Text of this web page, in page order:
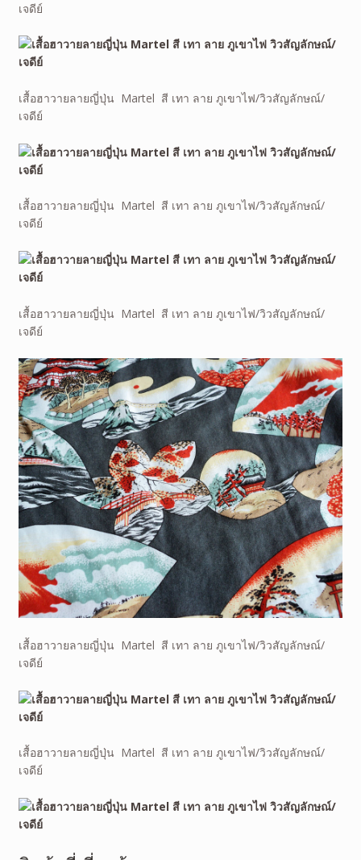
เจดีย์
เสื้อฮาวายลายญี่ปุ่น Martel สี เทา ลาย ภูเขาไฟ/วิวสัญลักษณ์/
เจดีย์
เสื้อฮาวายลายญี่ปุ่น Martel สี เทา ลาย ภูเขาไฟ/วิวสัญลักษณ์/
เจดีย์
เสื้อฮาวายลายญี่ปุ่น Martel สี เทา ลาย ภูเขาไฟ/วิวสัญลักษณ์/
เจดีย์
เสื้อฮาวายลายญี่ปุ่น Martel สี เทา ลาย ภูเขาไฟ/วิวสัญลักษณ์/
เจดีย์
เสื้อฮาวายลายญี่ปุ่น Martel สี เทา ลาย ภูเขาไฟ/วิวสัญลักษณ์/
เจดีย์